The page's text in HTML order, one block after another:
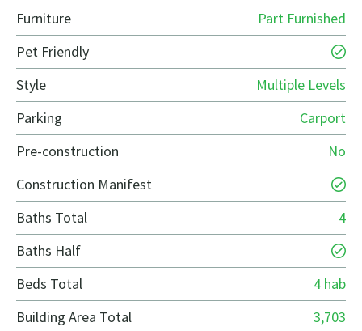
Furniture
Part Furnished
Pet Friendly
Style
Multiple Levels
Parking
Carport
Pre-construction
No
Construction Manifest
Baths Total
4
Baths Half
Beds Total
4 hab
Building Area Total
3,703